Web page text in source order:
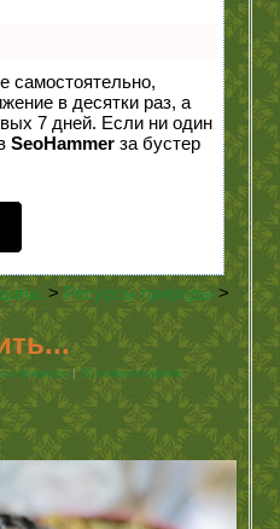
самостоятельно,
в десятки раз, а
7 дней. Если ни один
SeoHammer за бустер
> Ресурсы природы >
природы|30 комментариев